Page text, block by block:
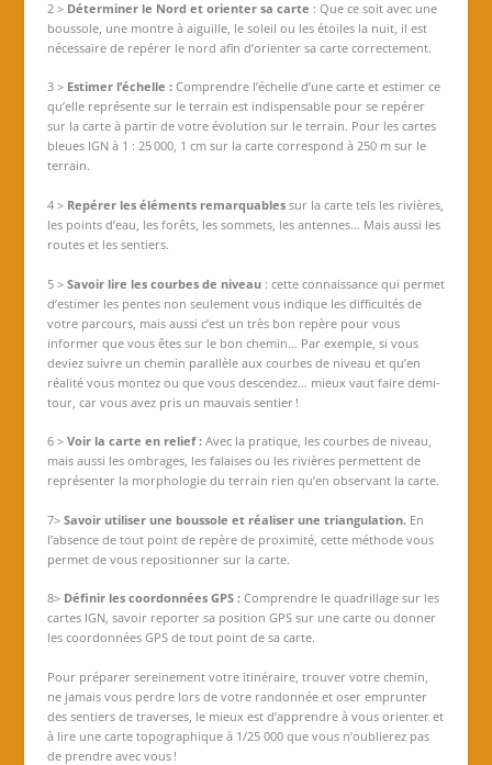
2 > Déterminer le Nord et orienter sa carte : Que ce soit avec une
boussole, une montre à aiguille, le soleil ou les étoiles la nuit, il est
nécessaire de repérer le nord afin d’orienter sa carte correctement.
3 > Estimer l’échelle :Comprendre l’échelle d’une carte et estimer ce
qu’elle représente sur le terrain est indispensable pour se repérer
sur la carte à partir de votre évolution sur le terrain. Pour les cartes
bleues IGN à 1 : 25 000, 1 cm sur la carte correspond à 250 m sur le
terrain.
4 > Repérer les éléments remarquablessur la carte tels les rivières,
les points d’eau, les forêts, les sommets, les antennes… Mais aussi les
routes et les sentiers.
5 > Savoir lire les courbes de niveau: cette connaissance qui permet
d’estimer les pentes non seulement vous indique les difficultés de
votre parcours, mais aussi c’est un très bon repère pour vous
informer que vous êtes sur le bon chemin… Par exemple, si vous
deviez suivre un chemin parallèle aux courbes de niveau et qu’en
réalité vous montez ou que vous descendez… mieux vaut faire demi-
tour, car vous avez pris un mauvais sentier !
6 > Voir la carte en relief :Avec la pratique, les courbes de niveau,
mais aussi les ombrages, les falaises ou les rivières permettent de
représenter la morphologie du terrain rien qu’en observant la carte.
7> Savoir utiliser une boussole et réaliser une triangulation.En
l’absence de tout point de repère de proximité, cette méthode vous
permet de vous repositionner sur la carte.
8> Définir les coordonnées GPS :Comprendre le quadrillage sur les
cartes IGN, savoir reporter sa position GPS sur une carte ou donner
les coordonnées GPS de tout point de sa carte.
Pour préparer sereinement votre itinéraire, trouver votre chemin,
ne jamais vous perdre lors de votre randonnée et oser emprunter
des sentiers de traverses, le mieux est d’apprendre à vous orienter et
à lire une carte topographique à 1/25 000 que vous n’oublierez pas
de prendre avec vous !